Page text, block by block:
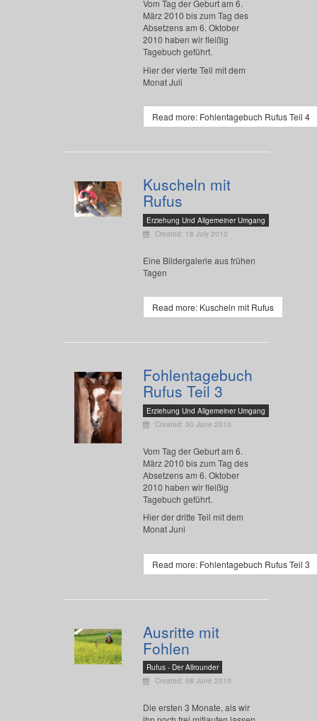
Vom Tag der Geburt am 6.
März 2010 bis zum Tag des
Absetzens am 6. Oktober
2010 haben wir fleißig
Tagebuch geführt.
Hier der vierte Teil mit dem
Monat Juli
Read more: Fohlentagebuch Rufus Teil 4
Kuscheln mit
Rufus
Erziehung Und Allgemeiner Umgang
Created: 18 July 2010
Eine Bildergalerie aus frühen
Tagen
Read more: Kuscheln mit Rufus
Fohlentagebuch
Rufus Teil 3
Erziehung Und Allgemeiner Umgang
Created: 30 June 2010
Vom Tag der Geburt am 6.
März 2010 bis zum Tag des
Absetzens am 6. Oktober
2010 haben wir fleißig
Tagebuch geführt.
Hier der dritte Teil mit dem
Monat Juni
Read more: Fohlentagebuch Rufus Teil 3
Ausritte mit
Fohlen
Rufus - Der Allrounder
Created: 08 June 2010
Die ersten 3 Monate, als wir